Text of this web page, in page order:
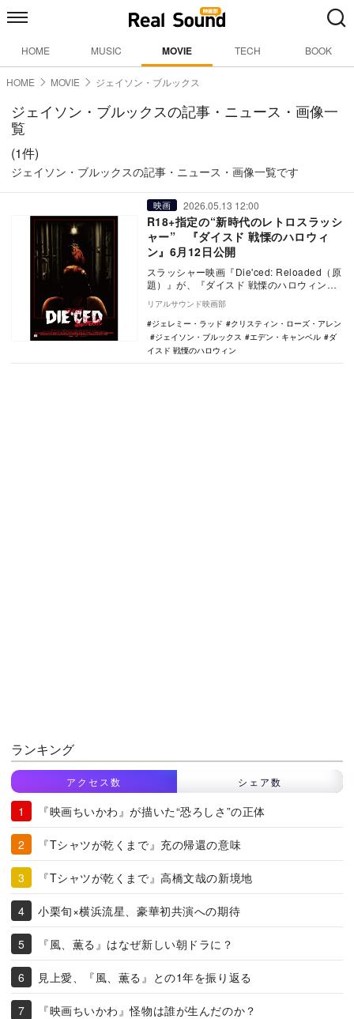
HOME MUSIC MOVIE TECH BOOK
HOME MOVIE ジェイソン・ブルックス
ジェイソン・ブルックスの記事・ニュース・画像一
覧
(1件)
ジェイソン・ブルックスの記事・ニュース・画像一覧です
映画 2026.05.13 12:00
R18+指定の“新時代のレトロスラッシ
ャー” 『ダイスド 戦慄のハロウィ
ン』6月12日公開
スラッシャー映画『Die'ced: Reloaded（原
題）』が、『ダイスド 戦慄のハロウィン』
の邦題で6月12日よりシネマート…
リアルサウンド映画部
ジェレミー・ラッド
クリスティン・ローズ・アレン
ジェイソン・ブルックス
エデン・キャンベル
ダ
イスド 戦慄のハロウィン
ランキング
アクセス数 シェア数
『映画ちいかわ』が描いた“恐ろしさ”の正体
『Tシャツが乾くまで』充の帰還の意味
『Tシャツが乾くまで』高橋文哉の新境地
小栗旬×横浜流星、豪華初共演への期待
『風、薫る』はなぜ新しい朝ドラに？
見上愛、『風、薫る』との1年を振り返る
『映画ちいかわ』怪物は誰が生んだのか？